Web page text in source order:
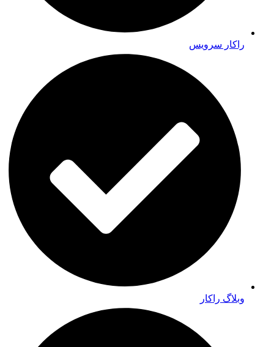
راکار سرویس
وبلاگ راکار